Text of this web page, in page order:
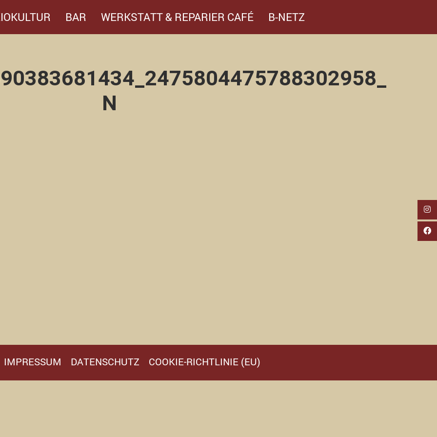
BAR WERKSTATT & REPARIER CAFÉ B-NETZ
N
IMPRESSUM DATENSCHUTZ COOKIE-RICHTLINIE (EU)